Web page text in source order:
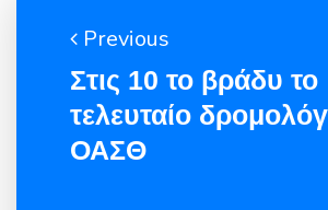
Previous
Στις 10 το βράδυ το
τελευταίο
ΟΑΣΘ